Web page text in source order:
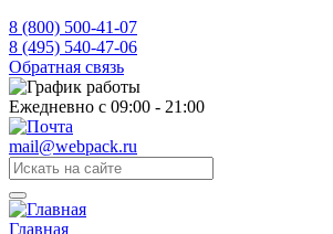
8 (800) 500-41-07
8 (495) 540-47-06
Обратная связь
Ежедневно с 09:00 - 21:00
mail@webpack.ru
Главная